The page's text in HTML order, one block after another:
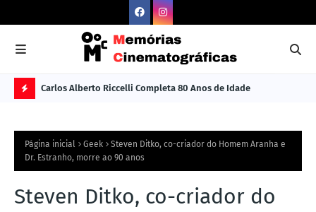
L
TI
M
A
Carlos Alberto Riccelli Completa 80 Anos de Idade
Página inicial Geek
Steven Ditko, co-criador do Homem Aranha e
Dr. Estranho, morre ao 90 anos
Steven Ditko, co-criador do